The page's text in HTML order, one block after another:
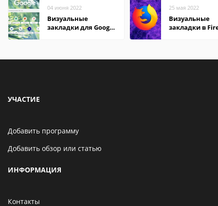
04 июня 2022
Визуальные
закладки для Google
25 мая 2022
Визуальные
закладки в
УЧАСТИЕ
Добавить программу
Добавить обзор или статью
ИНФОРМАЦИЯ
Контакты